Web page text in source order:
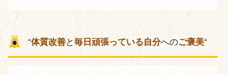
“体質改善と毎日頑張っている自分へのご褒美“